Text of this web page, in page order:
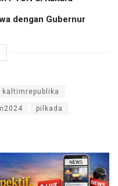
dengan Gubernur
kaltimrepublika
pilkada